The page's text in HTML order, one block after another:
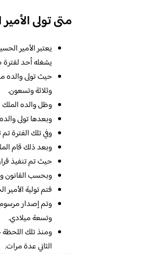
متى تولى
يعتبر الأمير
يشغله أحد
حيث تولى والده
وثلاثة وتسعون.
وظل والده الملك
وبعدها تولى
وفي تلك الفترة
وبعد ذلك قام
حيث تم تنفيذ
وبحسب القانون
فتم تولية الأمير
وتم إصدار مرسوم
وتسعة ميلادي.
ومنذ تلك اللحظة
الثاني عدة مرات.